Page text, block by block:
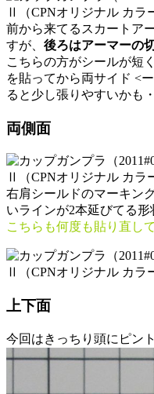
前から来てるスカートア
すが、 後ろはアーマーの
こちらの方がシールが短
を貼ってから両サイド <
ると少し張りやすいかも
両側面
右肩シールドのマーキン
いラインが2本延びてる形
こちらも何度も貼り直し
上下面
今回はきっちり頭にピン